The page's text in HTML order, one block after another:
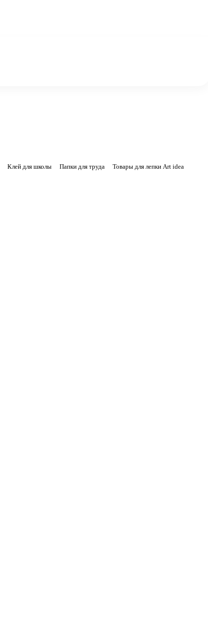
Клей для школы Папки для труда
Товары для лепки Art idea